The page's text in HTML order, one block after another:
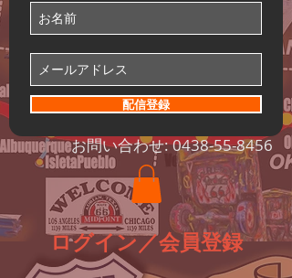
お問い合わせ:0438-55-8456
配信登録
ログイン／会員登録